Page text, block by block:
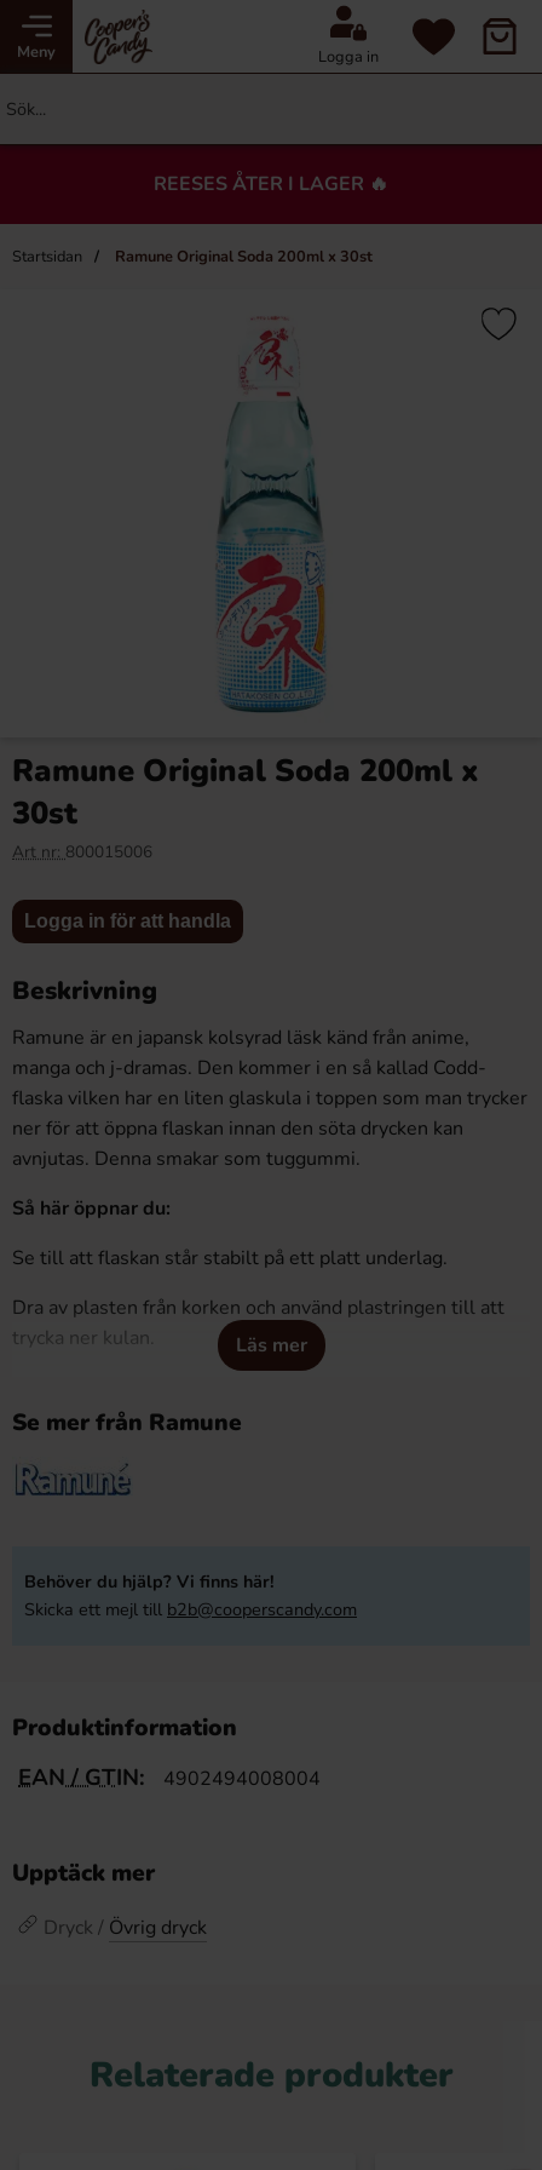
Meny Logga in
REESES ÅTER I LAGER 🔥
Startsidan Ramune Original Soda 200ml x 30st
Du kanske också gillar…
×
handla
Bananer 1kg
Ramune Original Soda 200ml x
30st
Art nr: 800015006
Logga in för att handla
Beskrivning
Ramune är en japansk kolsyrad läsk känd från anime,
manga och j-dramas. Den kommer i en så kallad Codd-
flaska vilken har en liten glaskula i toppen som man trycker
ner för att öppna flaskan innan den söta drycken kan
avnjutas. Denna smakar som tuggummi.
Så här öppnar du:
Se till att flaskan står stabilt på ett platt underlag.
Dra av plasten från korken och använd plastringen till att
trycka ner kulan.
ner.
Läs mer
Se mer från Ramune
Behöver du hjälp? Vi finns här!
Skicka ett mejl till b2b@cooperscandy.com
Produktinformation
EAN / GTIN:
4902494008004
Upptäck mer
Dryck / Övrig dryck
Relaterade produkter